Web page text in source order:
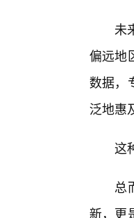
未
偏远地
数据，
泛地惠
这
总
新，更